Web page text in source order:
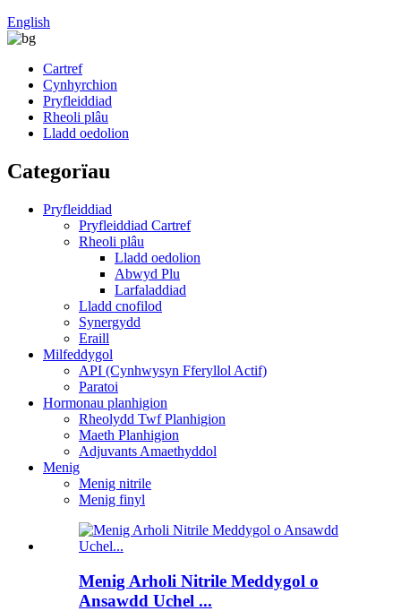
English
Cartref
Cynhyrchion
Pryfleiddiad
Rheoli plâu
Lladd oedolion
Categorïau
Pryfleiddiad
Pryfleiddiad Cartref
Rheoli plâu
Lladd oedolion
Abwyd Plu
Larfaladdiad
Lladd cnofilod
Synergydd
Eraill
Milfeddygol
API (Cynhwysyn Fferyllol Actif)
Paratoi
Hormonau planhigion
Rheolydd Twf Planhigion
Maeth Planhigion
Adjuvants Amaethyddol
Menig
Menig nitrile
Menig finyl
Menig Arholi Nitrile Meddygol o
Ansawdd Uchel ...